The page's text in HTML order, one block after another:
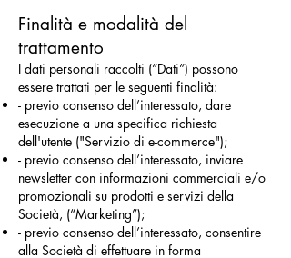
Finalità e modalità del
trattamento
I dati personali raccolti (“Dati”) possono
essere trattati per le seguenti finalità:
- previo consenso dell’interessato, dare
esecuzione a una specifica richiesta
dell'utente ("Servizio di e-commerce");
- previo consenso dell’interessato, inviare
newsletter con informazioni commerciali e/o
promozionali su prodotti e servizi della
Società, (“Marketing”);
- previo consenso dell’interessato, consentire
alla Società di effettuare in forma